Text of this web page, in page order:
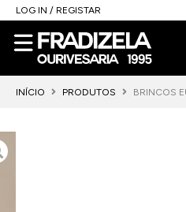
LOG IN / REGISTAR
INÍCIO PRODUTOS BRINCOS